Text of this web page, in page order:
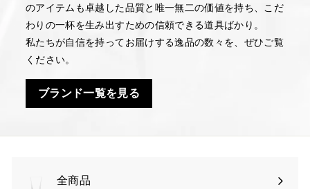
のアイテムも卓越した品質と唯一無二の価値を持ち、こだ
わりの一杯を生み出すための信頼できる道具ばかり。
私たちが自信を持ってお届けする逸品の数々を、ぜひご覧
ください。
ブランド一覧を見る
全商品